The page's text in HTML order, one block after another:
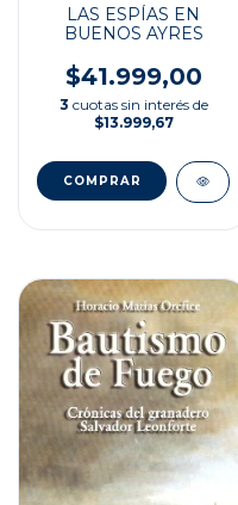
LAS ESPÍAS EN
BUENOS AYRES
$41.999,00
3 cuotas sin interés de
$13.999,67